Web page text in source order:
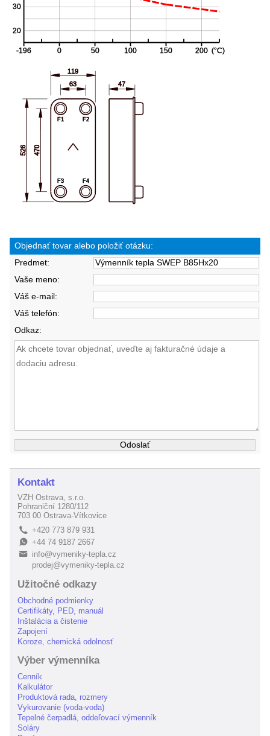
Objednať tovar alebo položiť otázku:
Predmet:
Vaše meno:
Váš e-mail:
Váš telefón:
Odkaz:
Kontakt
VZH Ostrava, s.r.o.
Pohraniční 1280/112
703 00 Ostrava-Vítkovice
L +420 773 879 931
E+44 74 9187 2667
B
info@vymeniky-tepla.cz
prodej@vymeniky-tepla.cz
Užitočné odkazy
Obchodné podmienky
Certifikáty, PED, manuál
Inštalácia a čistenie
Zapojení
Koroze, chemická odolnosť
Výber výmenníka
Cenník
Kalkulátor
Produktová rada, rozmery
Vykurovanie (voda-voda)
Tepelné čerpadlá, oddeľovací výmenník
Soláry